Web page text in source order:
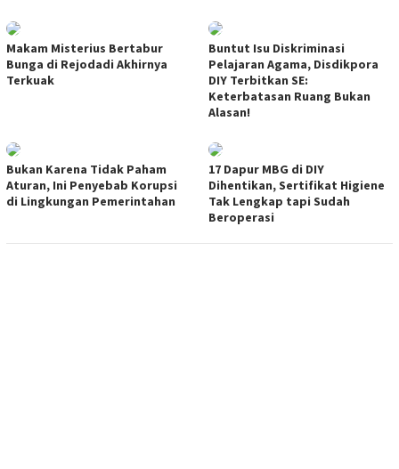
Makam Misterius Bertabur
Bunga di Rejodadi Akhirnya
Terkuak
Buntut Isu Diskriminasi
Pelajaran Agama, Disdikpora
DIY Terbitkan SE:
Keterbatasan Ruang Bukan
Alasan!
Bukan Karena Tidak Paham
Aturan, Ini Penyebab Korupsi
di Lingkungan Pemerintahan
17 Dapur MBG di DIY
Dihentikan, Sertifikat Higiene
Tak Lengkap tapi Sudah
Beroperasi